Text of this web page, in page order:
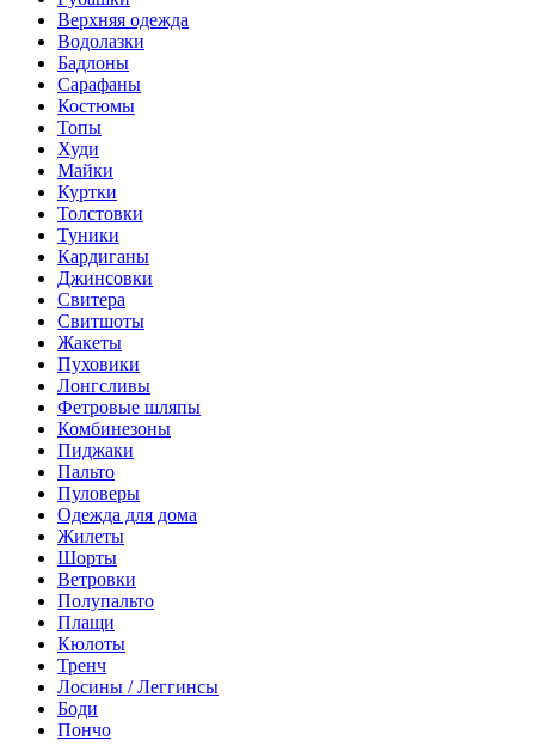
Верхняя одежда
Водолазки
Бадлоны
Сарафаны
Костюмы
Топы
Худи
Майки
Куртки
Толстовки
Туники
Кардиганы
Джинсовки
Свитера
Свитшоты
Жакеты
Пуховики
Лонгсливы
Фетровые шляпы
Комбинезоны
Пиджаки
Пальто
Пуловеры
Одежда для дома
Жилеты
Шорты
Ветровки
Полупальто
Плащи
Кюлоты
Тренч
Лосины / Леггинсы
Боди
Пончо